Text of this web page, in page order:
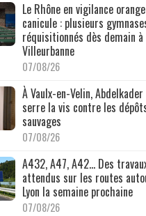
Le Rhône en vigilance orange
canicule : plusieurs
réquisitionnés dès demain à
Villeurbanne
07/08/26
À Vaulx-en-Velin,
serre la vis contre les
sauvages
07/08/26
A432, A47, A42… Des
attendus sur les routes
Lyon la semaine prochaine
07/08/26